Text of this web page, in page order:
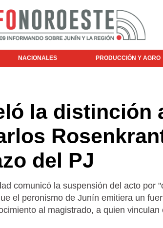
NACIONALES PRODUCCIÓN Y AGRO
la distinción
del PJ
comunicó la suspensión del acto por
el peronismo de Junín emitiera un
al magistrado, a quien vinculan